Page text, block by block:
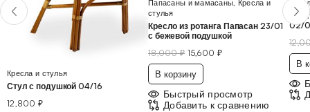
Кресла и стулья
Стул с подушкой 04/16
12,800 ₽
Папасаны и мамасаны Кресла и
стулья
Кресло из ротанга Папасан 23/01
с бежевой подушкой
18,000₽ 15,600 ₽
В корзину
Быстрый просмотр
Добавить к сравнению
02/
В